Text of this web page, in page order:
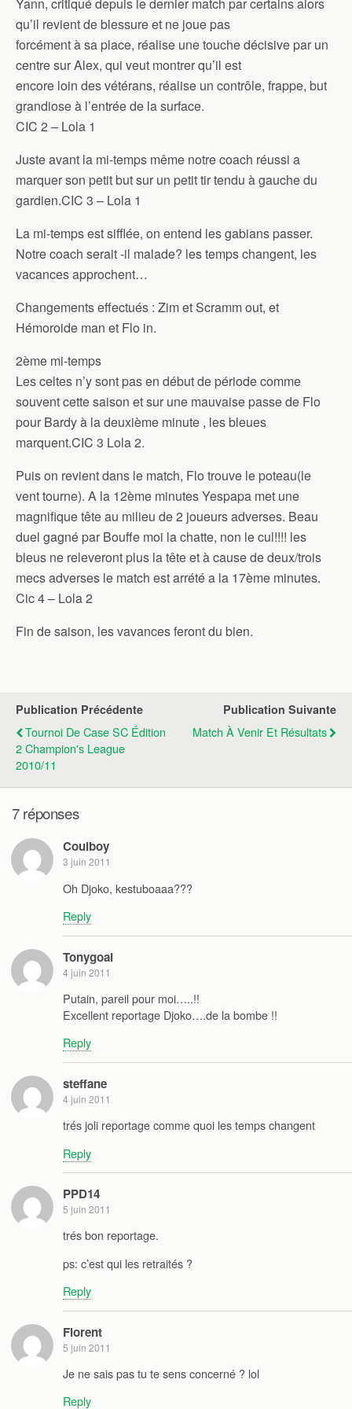
qu’il revient de blessure et ne joue pas
forcément à sa place, réalise une touche décisive par un
centre sur Alex, qui veut montrer qu’il est
encore loin des vétérans, réalise un contrôle, frappe, but
grandiose à l’entrée de la surface.
CIC 2 – Lola 1
Juste avant la mi-temps même notre coach réussi a
marquer son petit but sur un petit tir tendu à gauche du
gardien.CIC 3 – Lola 1
La mi-temps est sifflée, on entend les gabians passer.
Notre coach serait -il malade? les temps changent, les
vacances approchent…
Changements effectués : Zim et Scramm out, et
Hémoroide man et Flo in.
2ème mi-temps
Les celtes n’y sont pas en début de période comme
souvent cette saison et sur une mauvaise passe de Flo
pour Bardy à la deuxième minute , les bleues
marquent.CIC 3 Lola 2.
Puis on revient dans le match, Flo trouve le poteau(le
vent tourne). A la 12ème minutes Yespapa met une
magnifique tête au milieu de 2 joueurs adverses. Beau
duel gagné par Bouffe moi la chatte, non le cul!!!! les
bleus ne releveront plus la tête et à cause de deux/trois
mecs adverses le match est arrété a la 17ème minutes.
Cic 4 – Lola 2
Fin de saison, les vavances feront du bien.
Publication Précédente
Tournoi De Case SC Édition
2 Champion's League
2010/11
Publication Suivante
Match À Venir Et Résultats
7 réponses
Coulboy
3 juin 2011
Oh Djoko, kestuboaaa???
Reply
Tonygoal
4 juin 2011
Putain, pareil pour moi…..!!
Excellent reportage Djoko….de la bombe !!
Reply
steffane
4 juin 2011
trés joli reportage comme quoi les temps changent
Reply
PPD14
5 juin 2011
trés bon reportage.
ps: c’est qui les retraités ?
Reply
Florent
5 juin 2011
Je ne sais pas tu te sens concerné ? lol
Reply